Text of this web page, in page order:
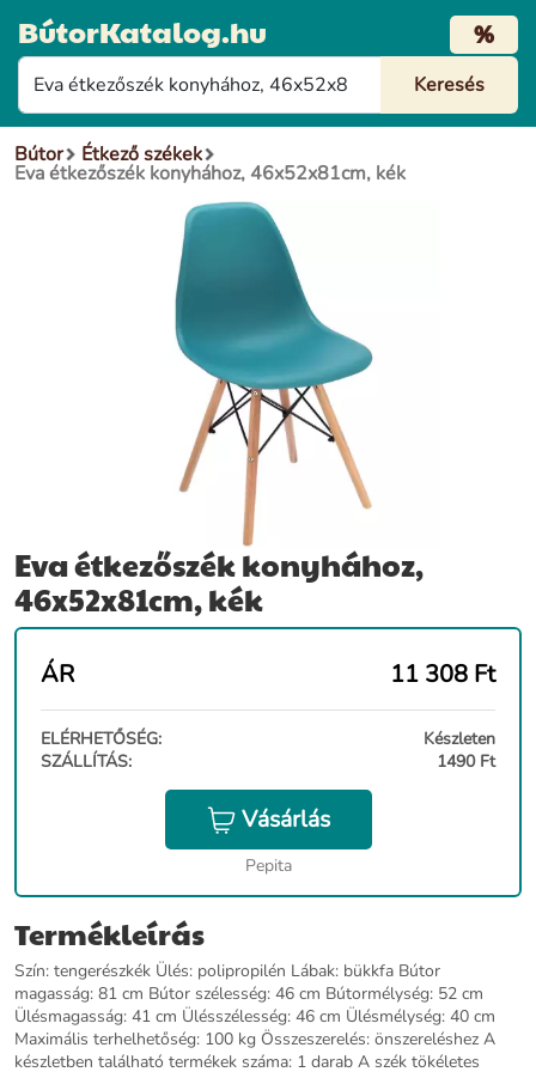
BútorKatalog.hu %
Bútor Étkező székek
Eva étkezőszék konyhához, 46x52x81cm, kék
Eva étkezőszék konyhához,
46x52x81cm, kék
ÁR 11 308 Ft
ELÉRHETŐSÉG:
Készleten
SZÁLLÍTÁS:
1490 Ft
Vásárlás
Pepita
Termékleírás
Szín: tengerészkék Ülés: polipropilén Lábak: bükkfa Bútor
magasság: 81 cm Bútor szélesség: 46 cm Bútormélység: 52 cm
Ülésmagasság: 41 cm Ülésszélesség: 46 cm Ülésmélység: 40 cm
Maximális terhelhetőség: 100 kg Összeszerelés: önszereléshez A
készletben található termékek száma: 1 darab A szék tökéletes